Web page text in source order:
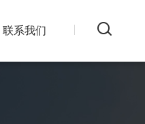
联系我们